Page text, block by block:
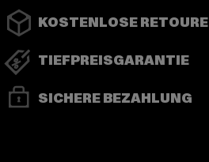
KOSTENLOSE RETOURE
TIEFPREISGARANTIE
SICHERE BEZAHLUNG